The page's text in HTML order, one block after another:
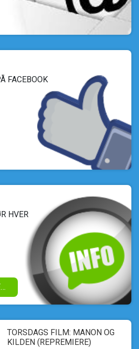
FACEBOOK
HVER
TORSDAGS FILM: MANON OG
KILDEN (REPREMIERE)